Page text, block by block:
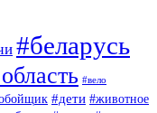
#беларусь
#вело
#дети #животное